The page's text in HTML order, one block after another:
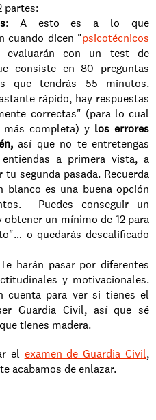
partes:
: A esto es a lo que
cuando dicen "psicotécnicos
evaluarán con un test de
consiste en 80 preguntas
que tendrás 55 minutos.
rápido, hay respuestas
correctas" (para lo cual
más completa) y los errores
así que no te entretengas
a primera vista, a
segunda pasada. Recuerda
blanco es una buena opción
Puedes conseguir un
un mínimo de 12 para
o quedarás descalificado
harán pasar por diferentes
y motivacionales.
cuenta para ver si tienes el
Guardia Civil, así que sé
tienes madera.
el examen de Guardia Civil,
acabamos de enlazar.